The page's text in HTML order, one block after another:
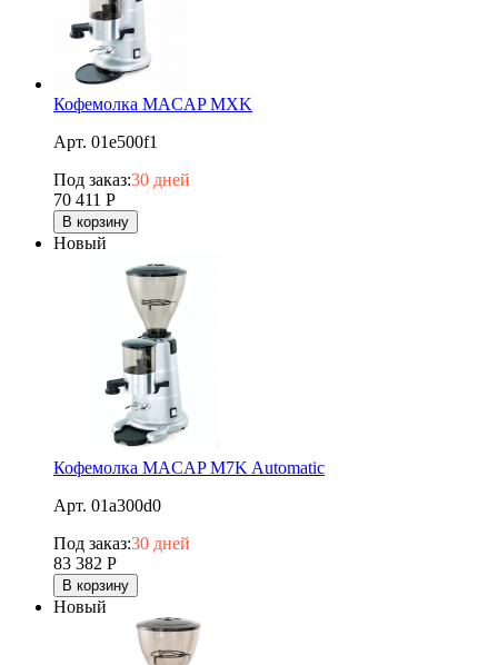
Кофемолка MACAP MXK
Арт. 01e500f1
Под заказ:30 дней
70 411 Р
В корзину
Новый
Кофемолка MACAP M7K Automatic
Арт. 01a300d0
Под заказ:30 дней
83 382 Р
В корзину
Новый